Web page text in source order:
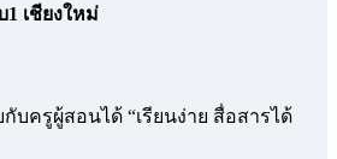
เชียงใหม่
บครูผู้สอนได้ “เรียนง่าย สื่อสารได้